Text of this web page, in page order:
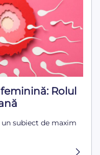
Rolul
subiect de maxim